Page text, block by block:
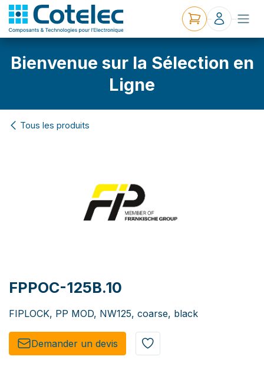
Bienvenue sur la Sélection en
Ligne
Tous les produits
FPPOC-125B.10
FIPLOCK, PP MOD, NW125, coarse, black
Demander un de​​vis​​